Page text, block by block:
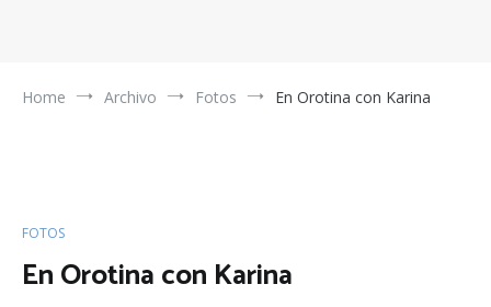
Home Archivo Fotos En Orotina con Karina
FOTOS
En Orotina con Karina